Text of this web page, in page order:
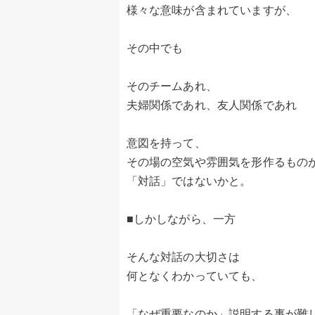
様々な意味が含まれていますが、
その中でも
そのチームあれ、
夫婦関係であれ、友人関係であれ
意図を持って、
その場の空気や雰囲気を形作るもの
「対話」ではないかと。
■しかしながら、一方
そんな対話の大切さは
何となくわかっていても、